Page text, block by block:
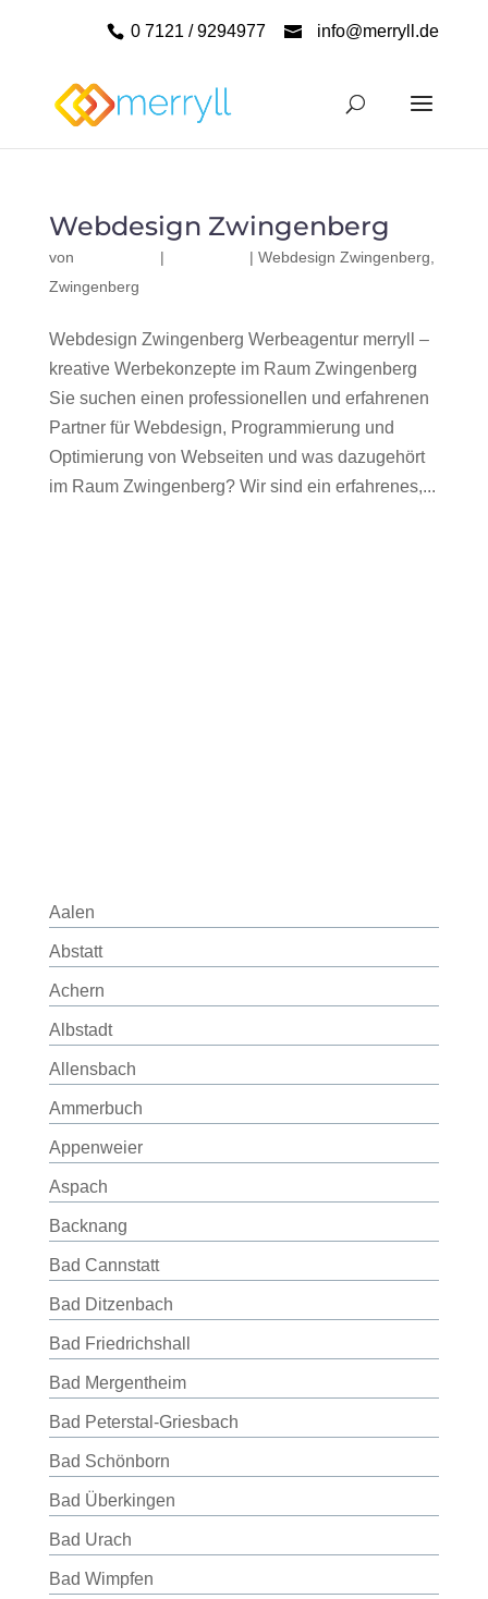
0 7121 / 9294977 info@merryll.de
Webdesign Zwingenberg
von | | Webdesign Zwingenberg
Zwingenberg
Webdesign Zwingenberg Werbeagentur merryll –
kreative Werbekonzepte im Raum Zwingenberg
Sie suchen einen professionellen und erfahrenen
Partner für Webdesign, Programmierung und
Optimierung von Webseiten und was dazugehört
im Raum Zwingenberg? Wir sind ein erfahrenes,...
Aalen
Abstatt
Achern
Albstadt
Allensbach
Ammerbuch
Appenweier
Aspach
Backnang
Bad Cannstatt
Bad Ditzenbach
Bad Friedrichshall
Bad Mergentheim
Bad Peterstal-Griesbach
Bad Schönborn
Bad Überkingen
Bad Urach
Bad Wimpfen